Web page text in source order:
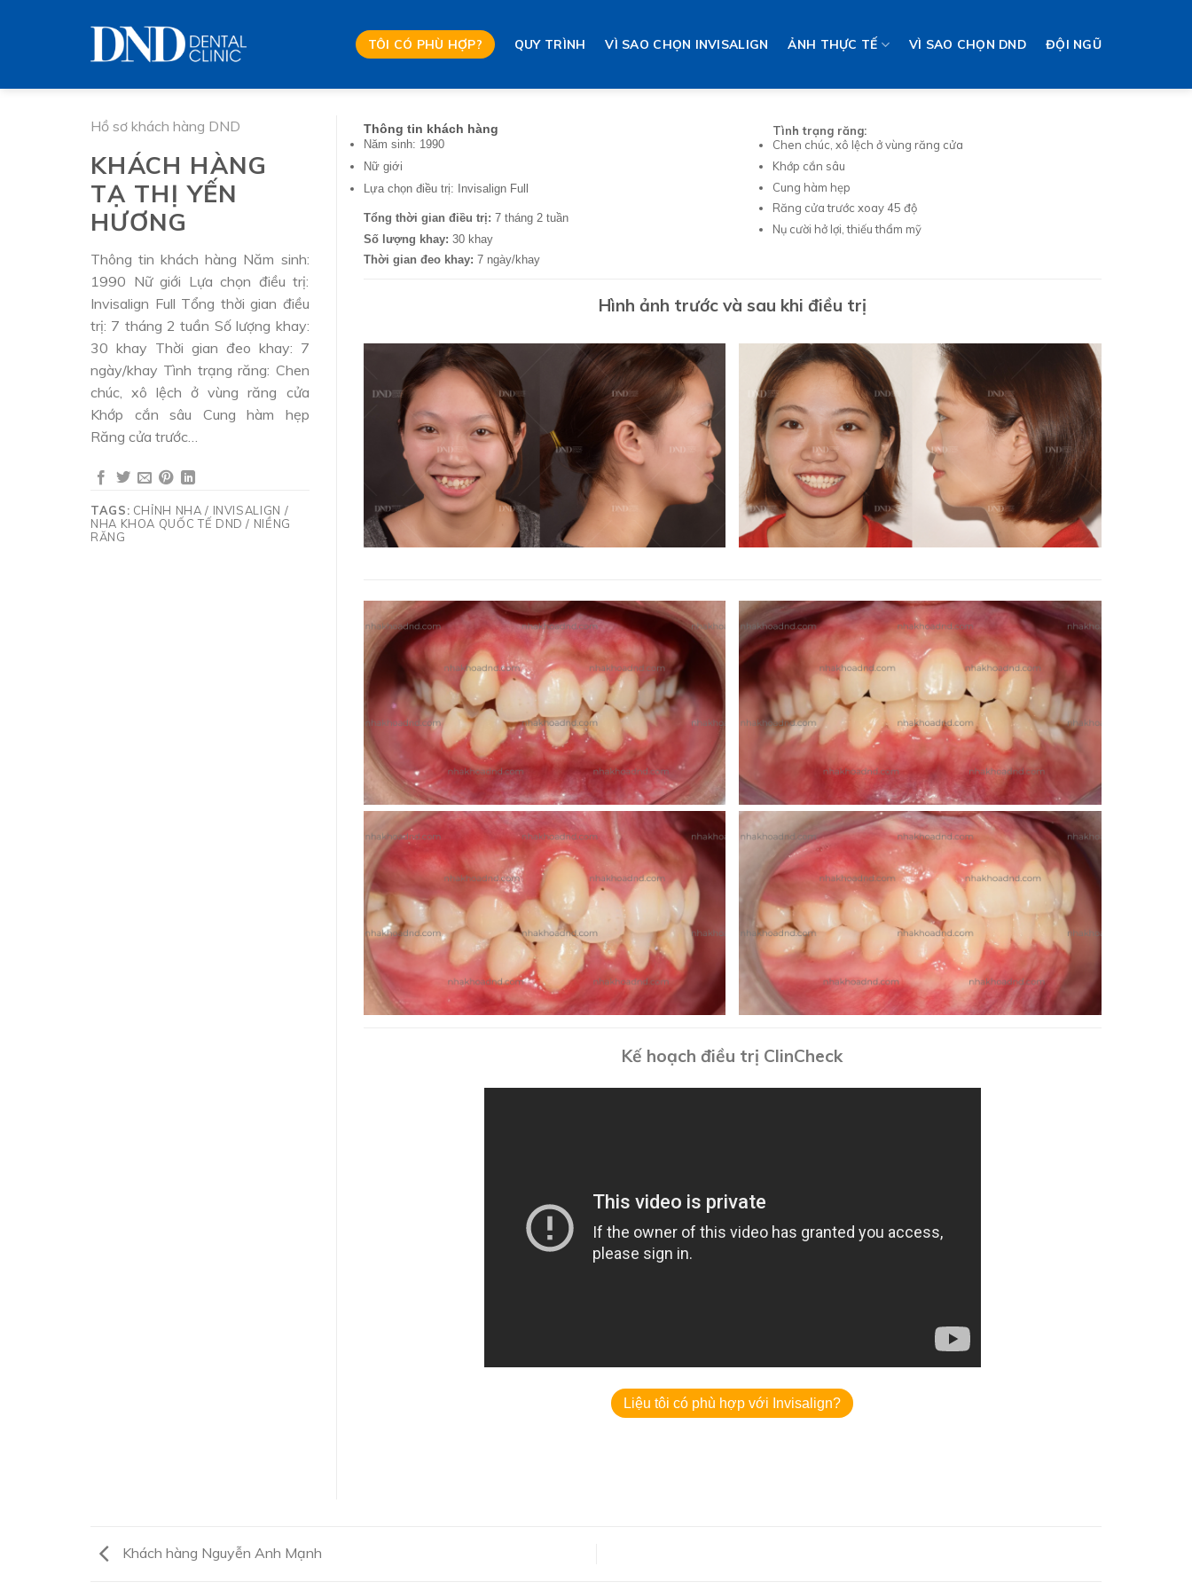
TÔI CÓ PHÙ HỢP? QUY TRÌNH VÌ SAO CHỌN INVISALIGN ẢNH THỰC TẾ VÌ SAO CHỌN DND ĐỘI NGŨ
Hồ sơ khách hàng DND
KHÁCH HÀNG
TẠ THỊ YẾN
HƯƠNG
Thông tin khách hàng Năm sinh:
1990 Nữ giới Lựa chọn điều trị:
Invisalign Full Tổng thời gian điều
trị: 7 tháng 2 tuần Số lượng khay:
30 khay Thời gian đeo khay: 7
ngày/khay Tình trạng răng: Chen
chúc, xô lệch ở vùng răng cửa
Khớp cắn sâu Cung hàm hẹp
Răng cửa trước…
TAGS: CHỈNH NHA / INVISALIGN /
NHA KHOA QUỐC TẾ DND / NIỀNG
RĂNG
Thông tin khách hàng
Năm sinh: 1990
Nữ giới
Lựa chọn điều trị: Invisalign Full
Tổng thời gian điều trị: 7 tháng 2 tuần
Số lượng khay: 30 khay
Thời gian đeo khay: 7 ngày/khay
Tình trạng răng:
Chen chúc, xô lệch ở vùng răng cửa
Khớp cắn sâu
Cung hàm hẹp
Răng cửa trước xoay 45 độ
Nụ cười hở lợi, thiếu thẩm mỹ
Hình ảnh trước và sau khi điều trị
Kế hoạch điều trị ClinCheck
Liệu tôi có phù hợp với Invisalign?
Khách hàng Nguyễn Anh Mạnh